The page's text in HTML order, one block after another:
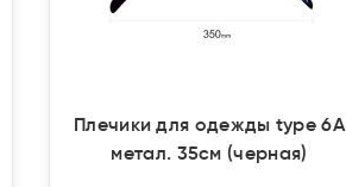
Плечики для одежды type 6А
метал. 35см (черная)